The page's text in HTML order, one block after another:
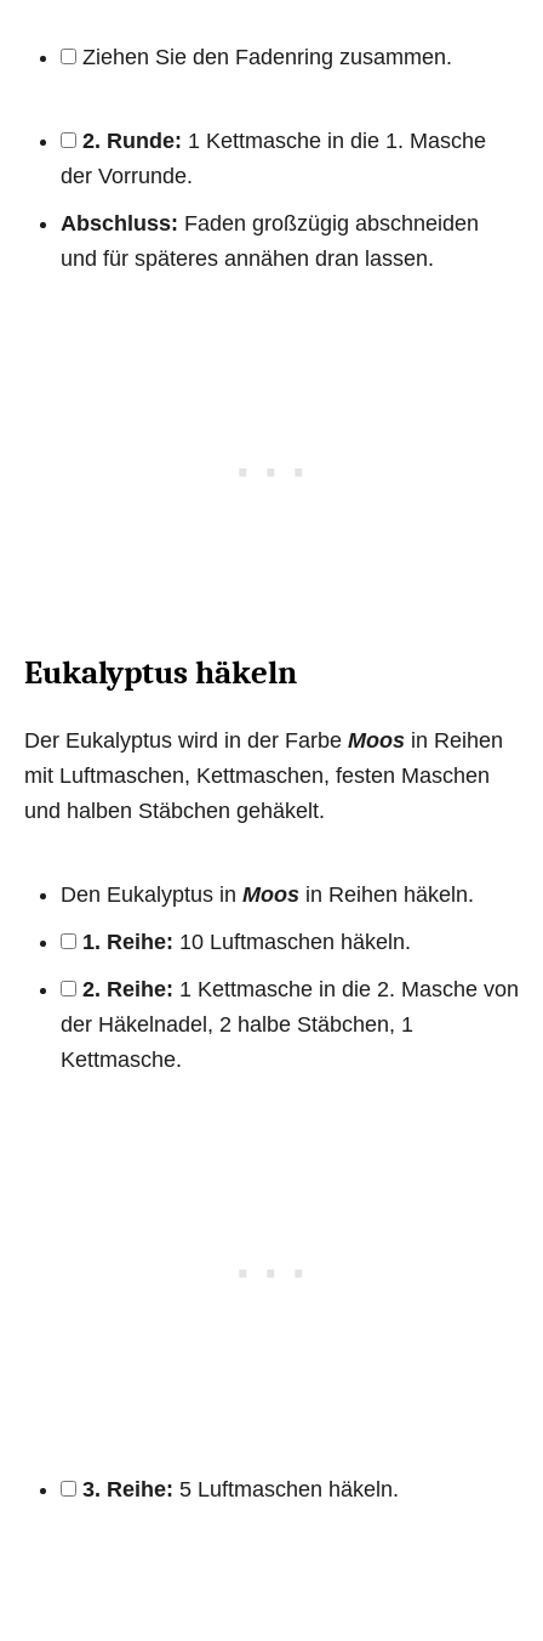
Ziehen Sie den Fadenring zusammen.
2. Runde: 1 Kettmasche in die 1. Masche
der Vorrunde.
Abschluss: Faden großzügig abschneiden
und für späteres annähen dran lassen.
Eukalyptus häkeln
Der Eukalyptus wird in der Farbe Moos in Reihen
mit Luftmaschen, Kettmaschen, festen Maschen
und halben Stäbchen gehäkelt.
Den Eukalyptus in Moos in Reihen häkeln.
1. Reihe: 10 Luftmaschen häkeln.
2. Reihe: 1 Kettmasche in die 2. Masche von
der Häkelnadel, 2 halbe Stäbchen, 1
Kettmasche.
3. Reihe: 5 Luftmaschen häkeln.